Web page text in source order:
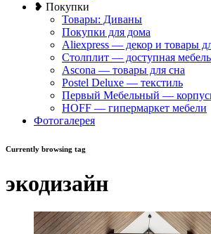
❥ Покупки
Товары: Диваны
Покупки для дома
Aliexpress — декор и товары
Столплит — доступная мебель
Ascona — товары для сна
Postel Deluxe — текстиль
Первый Мебельный —
HOFF — гипермаркет мебели
Фотогалерея
Currently browsing tag
экодизайн